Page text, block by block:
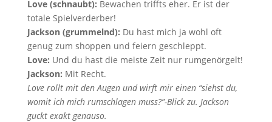
Love (schnaubt): Bewachen triffts eher. Er ist der
totale Spielverderber!
Jackson (grummelnd): Du hast mich ja wohl oft
genug zum shoppen und feiern geschleppt.
Love: Und du hast die meiste Zeit nur rumgenörgelt!
Jackson: Mit Recht.
Love rollt mit den Augen und wirft mir einen “siehst du,
womit ich mich rumschlagen muss?”-Blick zu. Jackson
guckt exakt genauso.